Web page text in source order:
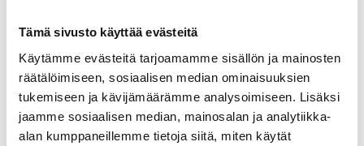
Tämä sivusto käyttää evästeitä
Käytämme evästeitä tarjoamamme sisällön ja mainosten
räätälöimiseen, sosiaalisen median ominaisuuksien
tukemiseen ja kävijämäärämme analysoimiseen. Lisäksi
jaamme sosiaalisen median, mainosalan ja analytiikka-
alan kumppaneillemme tietoja siitä, miten käytät
2025
2024